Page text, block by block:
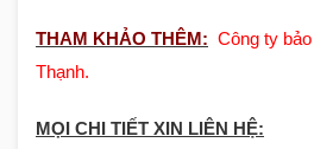
THAM KHẢO THÊM: Công ty
Thạnh.
MỌI CHI TIẾT XIN LIÊN HỆ: